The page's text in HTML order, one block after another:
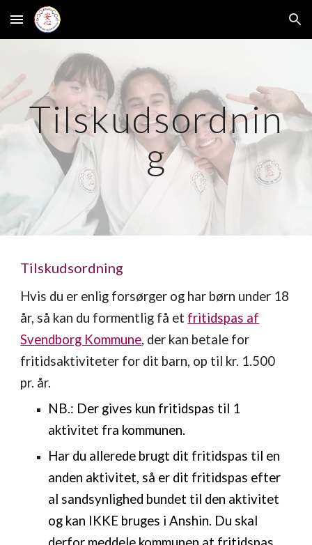
Skip to main content Skip to navigation
Tilskudsordnin
g
Tilskudsordning
Hvis du er enlig forsørger og har børn under 18
år, så kan du formentlig få et fritidspas af
Svendborg Kommune, der kan betale for
fritidsaktiviteter for dit barn, op til kr. 1.500
pr. år.
NB.: Der gives kun fritidspas til 1
aktivitet fra kommunen.
Har du allerede brugt dit fritidspas til en
anden aktivitet, så er dit fritidspas efter
al sandsynlighed bundet til den aktivitet
og kan IKKE bruges i Anshin. Du skal